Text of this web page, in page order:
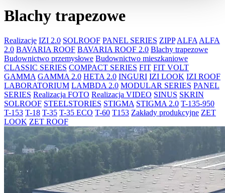
Blachy trapezowe
Realizacje IZI 2.0 SOLROOF PANEL SERIES ZIPP ALFA ALFA
2.0 BAVARIA ROOF BAVARIA ROOF 2.0 Blachy trapezowe
Budownictwo przemysłowe Budownictwo mieszkaniowe
CLASSIC SERIES COMPACT SERIES FIT FIT VOLT
GAMMA GAMMA 2.0 HETA 2.0 INGURI IZI LOOK IZI ROOF
LABORATORIUM LAMBDA 2.0 MODULAR SERIES PANEL
SERIES Realizacja FOTO Realizacja VIDEO SINUS SKRIN
SOLROOF STEELSTORIES STIGMA STIGMA 2.0 T-135-950
T-153 T-18 T-35 T-35 ECO T-60 T153 Zakłady produkcyjne ZET
LOOK ZET ROOF